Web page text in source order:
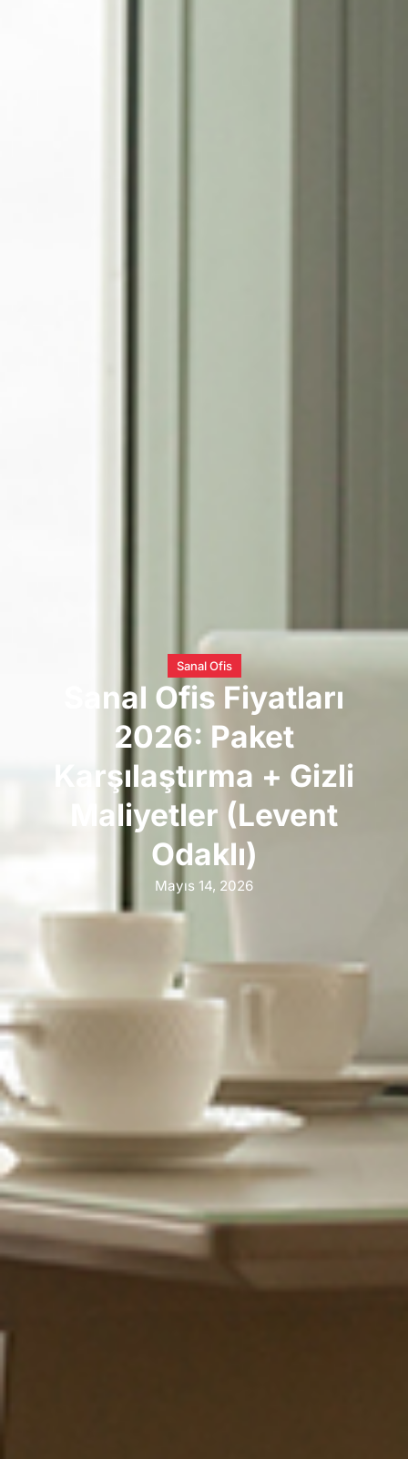
Sanal Ofis
Sanal Ofis Fiyatları
2026: Paket
Karşılaştırma + Gizli
Maliyetler (Levent
Odaklı)
Mayıs 14, 2026